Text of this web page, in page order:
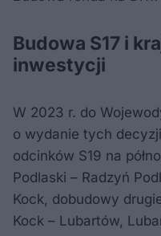
Budowa S17 i
inwestycji
W 2023 r. do
o wydanie tych
odcinków S19 na
Podlaski – Radzyń
Kock, dobudowy
Kock – Lubartów,